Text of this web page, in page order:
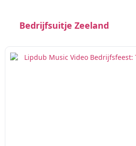
Bedrijfsuitje Zeeland